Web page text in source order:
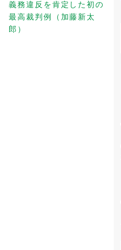
義務違反を肯定した初の
最高裁判例（加藤新太
郎）